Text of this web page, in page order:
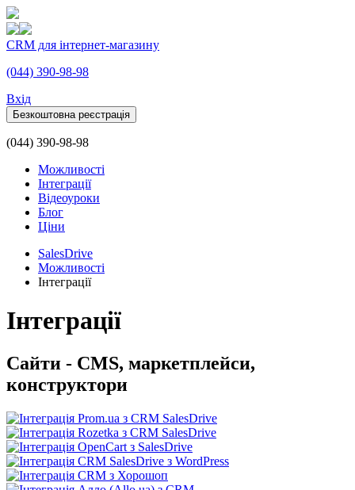
CRM для інтернет-магазину
(044) 390-98-98
Вхiд
Безкоштовна реєстрація
(044) 390-98-98
Можливості
Інтеграції
Відеоуроки
Блог
Ціни
SalesDrive
Можливості
Інтеграції
Інтеграції
Сайти - CMS, маркетплейси,
конструктори